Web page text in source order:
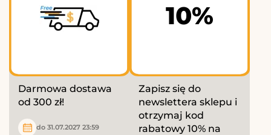
Darmowa dostawa
od 300 zł!
do 31.07.2027 23:59
10%
Zapisz się do
newslettera sklepu i
otrzymaj kod
rabatowy 10% na